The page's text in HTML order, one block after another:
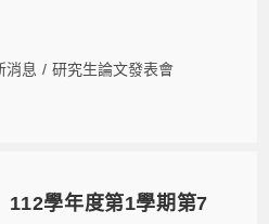
消息 / 研究生論文發表會
112學年度第1學期第7